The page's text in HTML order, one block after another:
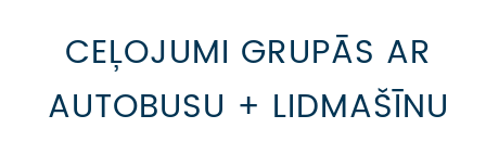
CEĻOJUMI GRUPĀS AR
AUTOBUSU + LIDMAŠĪNU